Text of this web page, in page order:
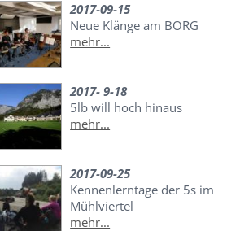
2017-09-15
Neue Klänge am BORG
mehr...
2017- 9-18
5lb will hoch hinaus
mehr...
2017-09-25
Kennenlerntage der 5s im
Mühlviertel
mehr...